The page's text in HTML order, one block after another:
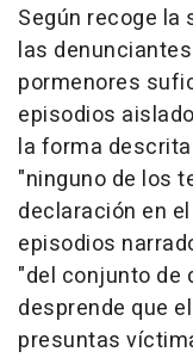
Según recoge la
las
pormenores
episodios
la forma
"ninguno de los
declaración en
episodios
"del conjunto
desprende que
presuntas